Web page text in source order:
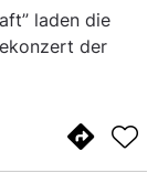
laden die
der